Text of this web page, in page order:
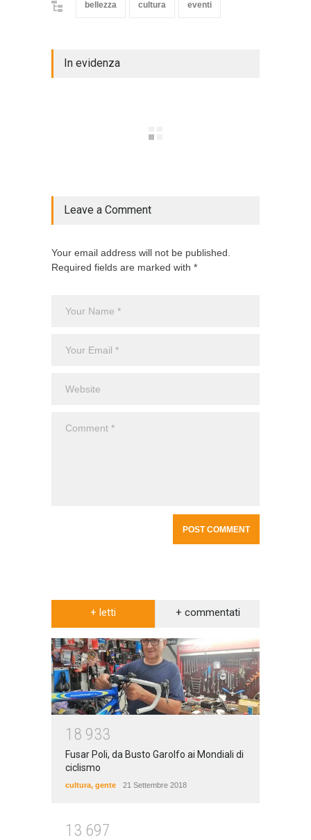
bellezza cultura eventi
In evidenza
Leave a Comment
Your email address will not be published.
Required fields are marked with *
+ letti + commentati
1 8 933
Fusar Poli, da Busto Garolfo ai Mondiali di
ciclismo
cultura, gente 21 Settembre 2018
1 3 697